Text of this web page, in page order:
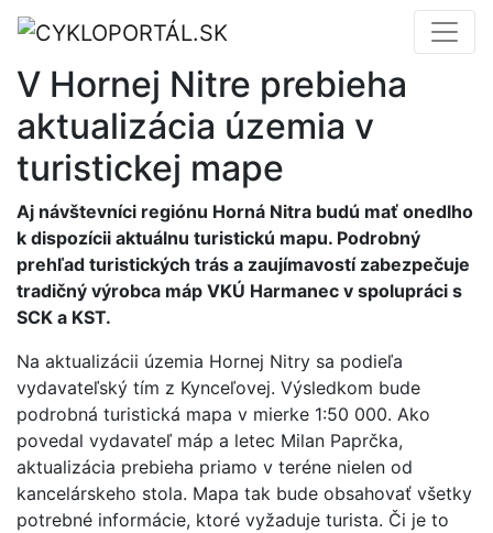
V Hornej Nitre prebieha
aktualizácia územia v
turistickej mape
Aj návštevníci regiónu Horná Nitra budú mať onedlho
k dispozícii aktuálnu turistickú mapu. Podrobný
prehľad turistických trás a zaujímavostí zabezpečuje
tradičný výrobca máp VKÚ Harmanec v spolupráci s
SCK a KST.
Na aktualizácii územia Hornej Nitry sa podieľa
vydavateľský tím z Kynceľovej. Výsledkom bude
podrobná turistická mapa v mierke 1:50 000. Ako
povedal vydavateľ máp a letec Milan Paprčka,
aktualizácia prebieha priamo v teréne nielen od
kancelárskeho stola. Mapa tak bude obsahovať všetky
potrebné informácie, ktoré vyžaduje turista. Či je to